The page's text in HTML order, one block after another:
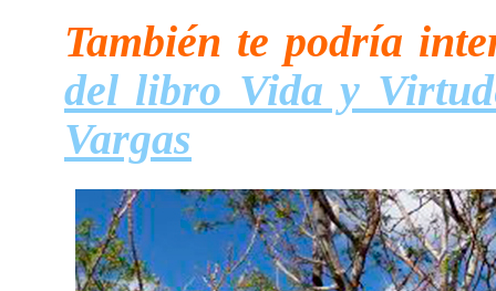
También te podría
del libro Vida y
Vargas